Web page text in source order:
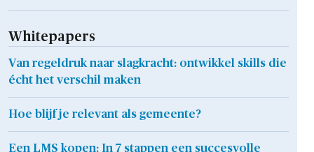
Whitepapers
Van regeldruk naar slagkracht: ontwikkel skills die
écht het verschil maken
Hoe blijf je relevant als gemeente?
Een LMS kopen: In 7 stappen een succesvolle